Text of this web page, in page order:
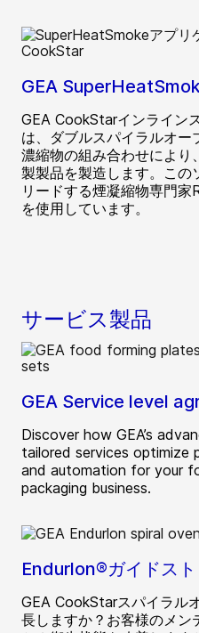
GEA
GEA CookStarインライン
は、ダブルスパイラルオー
濃縮物の組み合わせにより
製製品を製造します。この
リードする煙凝縮物専門
を使用しています。
サービス製品
GEA Service level
Discover how GEA’s
tailored services optimize
and automation for your
packaging business.
Endurlon®ガイドス
GEA CookStarスパイラル
長しますか？お客様のメン